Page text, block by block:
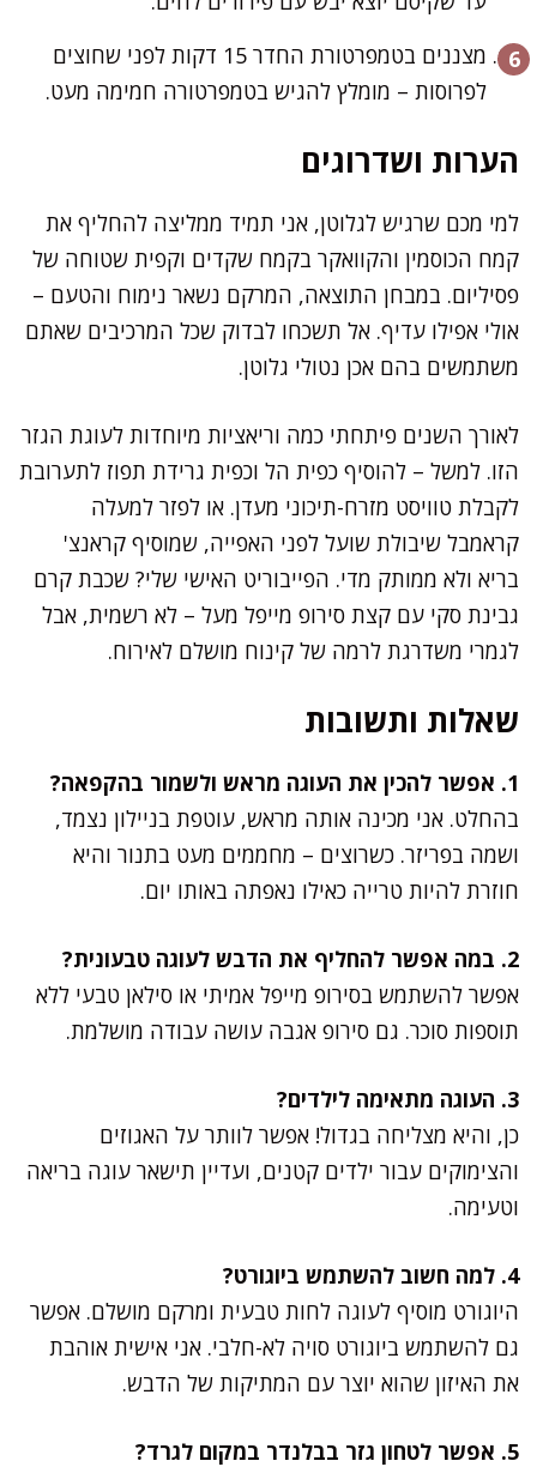
מצננים בטמפרטורת החדר 15 דקות לפני שחוצים
לפרוסות – מומלץ להגיש בטמפרטורה חמימה מעט.
הערות ושדרוגים
למי מכם שרגיש לגלוטן, אני תמיד ממליצה להחליף את
קמח הכוסמין והקוואקר בקמח שקדים וקפית שטוחה של
פסיליום. במבחן התוצאה, המרקם נשאר נימוח והטעם –
אולי אפילו עדיף. אל תשכחו לבדוק שכל המרכיבים שאתם
משתמשים בהם אכן נטולי גלוטן.
לאורך השנים פיתחתי כמה וריאציות מיוחדות לעוגת הגזר
הזו. למשל – להוסיף כפית הל וכפית גרידת תפוז לתערובת
לקבלת טוויסט מזרח-תיכוני מעדן. או לפזר למעלה
קראמבל שיבולת שועל לפני האפייה, שמוסיף קראנצ'
בריא ולא ממותק מדי. הפייבוריט האישי שלי? שכבת קרם
גבינת סקי עם קצת סירופ מייפל מעל – לא רשמית, אבל
לגמרי משדרגת לרמה של קינוח מושלם לאירוח.
שאלות ותשובות
1. אפשר להכין את העוגה מראש ולשמור בהקפאה?
בהחלט. אני מכינה אותה מראש, עוטפת בניילון נצמד,
ושמה בפריזר. כשרוצים – מחממים מעט בתנור והיא
חוזרת להיות טרייה כאילו נאפתה באותו יום.
2. במה אפשר להחליף את הדבש לעוגה טבעונית?
אפשר להשתמש בסירופ מייפל אמיתי או סילאן טבעי ללא
תוספות סוכר. גם סירופ אגבה עושה עבודה מושלמת.
3. העוגה מתאימה לילדים?
כן, והיא מצליחה בגדול! אפשר לוותר על האגוזים
והצימוקים עבור ילדים קטנים, ועדיין תישאר עוגה בריאה
וטעימה.
4. למה חשוב להשתמש ביוגורט?
היוגורט מוסיף לעוגה לחות טבעית ומרקם מושלם. אפשר
גם להשתמש ביוגורט סויה לא-חלבי. אני אישית אוהבת
את האיזון שהוא יוצר עם המתיקות של הדבש.
5. אפשר לטחון גזר בבלנדר במקום לגרד?